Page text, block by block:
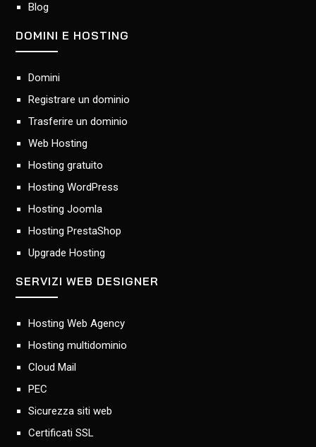
Blog
DOMINI E HOSTING
Domini
Registrare un dominio
Trasferire un dominio
Web Hosting
Hosting gratuito
Hosting WordPress
Hosting Joomla
Hosting PrestaShop
Upgrade Hosting
SERVIZI WEB DESIGNER
Hosting Web Agency
Hosting multidominio
Cloud Mail
PEC
Sicurezza siti web
Certificati SSL